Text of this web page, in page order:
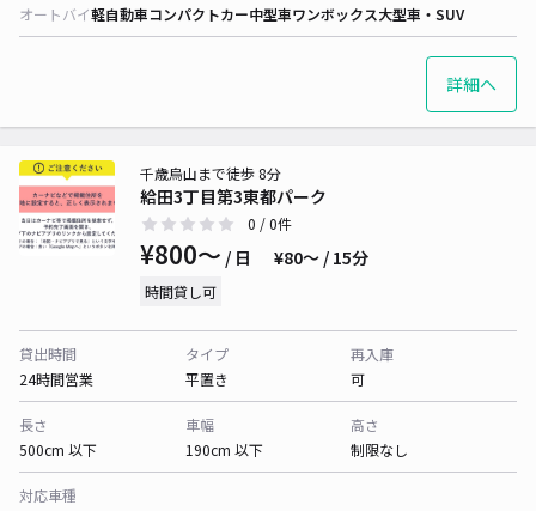
オートバイ軽自動車コンパクトカー中型車ワンボックス大型車・SUV
詳細へ
給田3丁目第3東都パーク
千歳烏山まで徒歩 8分
0 / 0件
¥800〜 / 日 ¥80〜 / 15分
時間貸し可
貸出時間
24時間営業
タイプ
平置き
再入庫
可
長さ
500cm 以下
車幅
190cm 以下
高さ
制限なし
対応車種